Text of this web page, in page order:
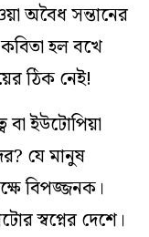
অবৈধ সন্তানের
হল বখে
ঠিক নেই!
বা ইউটোপিয়া
যে মানুষ
বিপজ্জনক।
স্বপ্নের দেশে।